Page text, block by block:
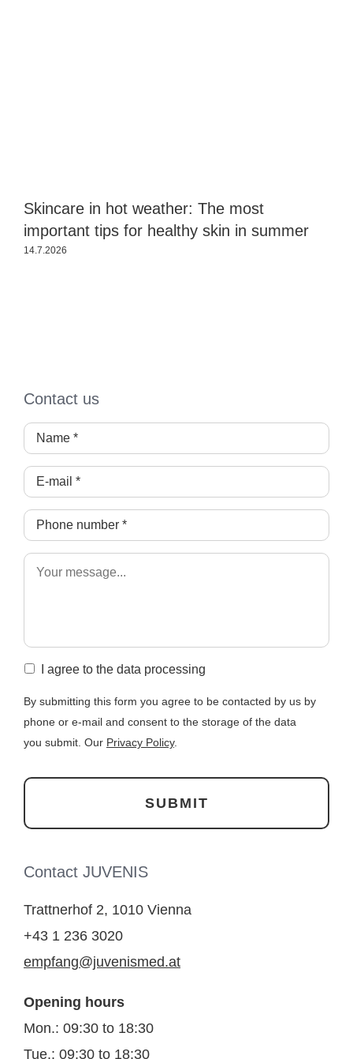
Skincare in hot weather: The most
important tips for healthy skin in summer
14.7.2026
Contact us
I agree to the data processing
By submitting this form you agree to be contacted by us by
phone or e-mail and consent to the storage of the data
you submit. Our Privacy Policy.
Contact JUVENIS
Trattnerhof 2, 1010 Vienna
+43 1 236 3020
empfang@juvenismed.at
Opening hours
Mon.: 09:30 to 18:30
Tue.: 09:30 to 18:30